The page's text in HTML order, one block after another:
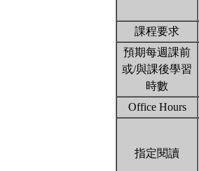
課程要求
預期每週課前
或/與課後學習
時數
Office Hours
指定閱讀